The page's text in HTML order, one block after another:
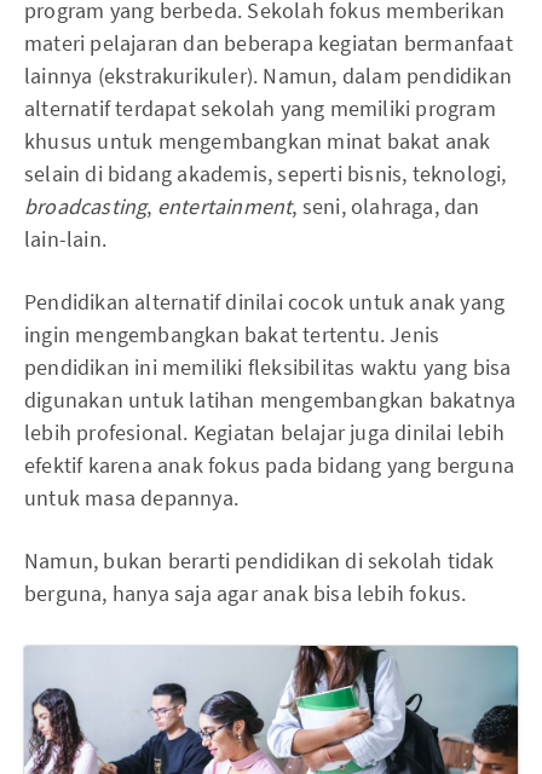
program yang berbeda. Sekolah fokus memberikan
materi pelajaran dan beberapa kegiatan bermanfaat
lainnya (ekstrakurikuler). Namun, dalam pendidikan
alternatif terdapat sekolah yang memiliki program
khusus untuk mengembangkan minat bakat anak
selain di bidang akademis, seperti bisnis, teknologi,
broadcasting, entertainment, seni, olahraga, dan
lain-lain.
Pendidikan alternatif dinilai cocok untuk anak yang
ingin mengembangkan bakat tertentu. Jenis
pendidikan ini memiliki fleksibilitas waktu yang bisa
digunakan untuk latihan mengembangkan bakatnya
lebih profesional. Kegiatan belajar juga dinilai lebih
efektif karena anak fokus pada bidang yang berguna
untuk masa depannya.
Namun, bukan berarti pendidikan di sekolah tidak
berguna, hanya saja agar anak bisa lebih fokus.